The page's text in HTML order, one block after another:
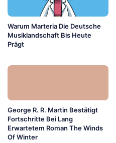
Warum Marteria Die Deutsche
Musiklandschaft Bis Heute
Prägt
George R. R. Martin Bestätigt
Fortschritte Bei Lang
Erwartetem Roman The Winds
Of Winter